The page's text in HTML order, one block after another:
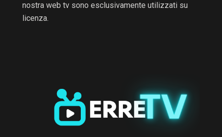
nostra web tv sono esclusivamente utilizzati su
licenza.